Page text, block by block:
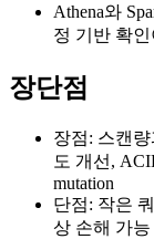
Athena와
정 기반 확인
장단점
장점: 스캔
도 개선,
mutation
단점: 작은
상 손해 가능